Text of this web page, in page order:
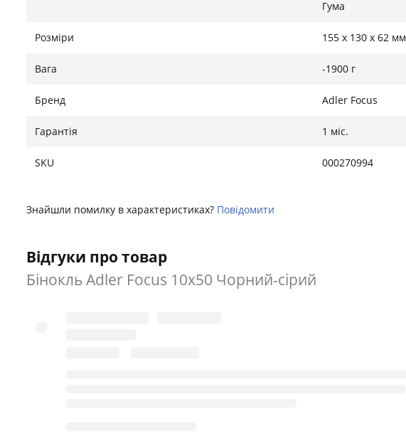
Гума
Розміри 155 x 130 x 62 мм
Вага -1900 г
Бренд Adler Focus
Гарантія 1 міс.
SKU 000270994
Знайшли помилку в характеристиках? Повідомити
Відгуки про товар
Бінокль Adler Focus 10x50 Чорний-сірий